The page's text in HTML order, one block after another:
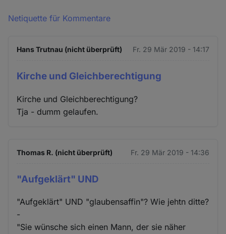
Netiquette für Kommentare
Hans Trutnau (nicht überprüft) Fr. 29 Mär 2019 - 14:17
Kirche und Gleichberechtigung
Kirche und Gleichberechtigung?
Tja - dumm gelaufen.
Thomas R. (nicht überprüft) Fr. 29 Mär 2019 - 14:36
"Aufgeklärt" UND
"Aufgeklärt" UND "glaubensaffin"? Wie jehtn ditte?
-
"Sie wünsche sich einen Mann, der sie näher